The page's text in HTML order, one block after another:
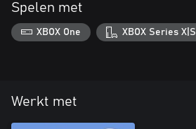
Spelen met
XBOX One XBOX Series X|S
Werkt met